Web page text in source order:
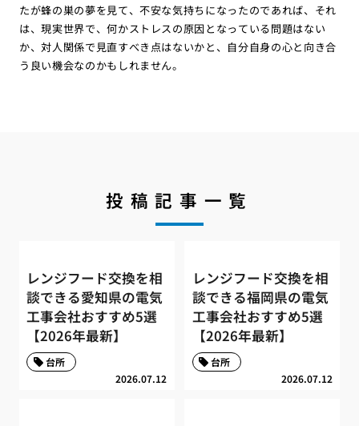
たが蜂の巣の夢を見て、不安な気持ちになったのであれば、それ
は、現実世界で、何かストレスの原因となっている問題はない
か、対人関係で見直すべき点はないかと、自分自身の心と向き合
う良い機会なのかもしれません。
投稿記事一覧
レンジフード交換を相
談できる愛知県の電気
工事会社おすすめ5選
【2026年最新】
2026.07.12
台所
レンジフード交換を相
談できる福岡県の電気
工事会社おすすめ5選
【2026年最新】
2026.07.12
台所